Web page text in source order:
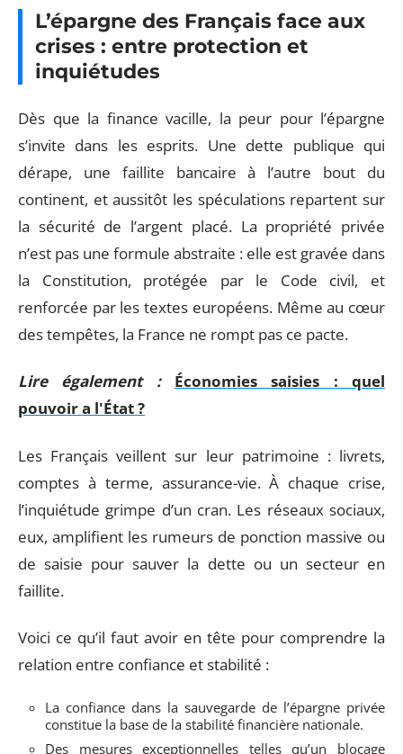
L’épargne des Français face aux
crises : entre protection et
inquiétudes
Dès que la finance vacille, la peur pour l’épargne
s’invite dans les esprits. Une dette publique qui
dérape, une faillite bancaire à l’autre bout du
continent, et aussitôt les spéculations repartent sur
la sécurité de l’argent placé. La propriété privée
n’est pas une formule abstraite : elle est gravée dans
la Constitution, protégée par le Code civil, et
renforcée par les textes européens. Même au cœur
des tempêtes, la France ne rompt pas ce pacte.
Lire également :
Économies saisies : quel
pouvoir a l'État ?
Les Français veillent sur leur patrimoine : livrets,
comptes à terme, assurance-vie. À chaque crise,
l’inquiétude grimpe d’un cran. Les réseaux sociaux,
eux, amplifient les rumeurs de ponction massive ou
de saisie pour sauver la dette ou un secteur en
faillite.
Voici ce qu’il faut avoir en tête pour comprendre la
relation entre confiance et stabilité :
La confiance dans la sauvegarde de l’épargne privée
constitue la base de la stabilité financière nationale.
Des mesures exceptionnelles telles qu’un blocage